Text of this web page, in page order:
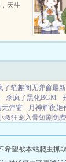
天生
了笔趣阁无弹窗最
杀疯了黑化BGM
无弹窗 月神辉夜姬
叔狂宠入骨短剧免
这个竹马我吃定了
望被本站爬虫抓取